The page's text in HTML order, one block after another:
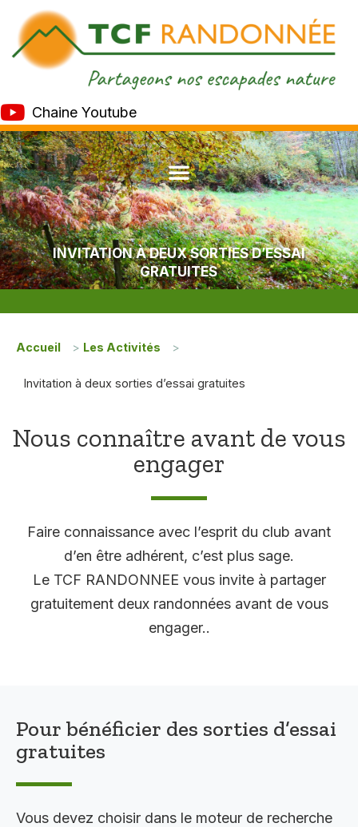
Chaine Youtube
INVITATION À DEUX SORTIES D’ESSAI
GRATUITES
Accueil > Les Activités >
Invitation à deux sorties d’essai gratuites
Nous connaître avant de vous
engager
Faire connaissance avec l’esprit du club avant
d’en être adhérent, c’est plus sage.
Le TCF RANDONNEE vous invite à partager
gratuitement deux randonnées avant de vous
engager..
Pour bénéficier des sorties d’essai
gratuites
Vous devez choisir dans le moteur de recherche